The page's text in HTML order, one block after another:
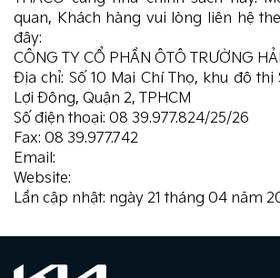
quan, Khách hàng vui lòng liên hệ
đây:
CÔNG TY CỔ PHẦN ÔTÔ TRƯỜNG HẢI
Địa chỉ: Số 10 Mai Chí Thọ, khu đô thị
Lợi Đông, Quận 2, TPHCM
Số điện thoại: 08 39.977.824/25/26
Fax: 08 39.977.742
Email:
Website:
Lần cập nhật: ngày 21 tháng 04 năm